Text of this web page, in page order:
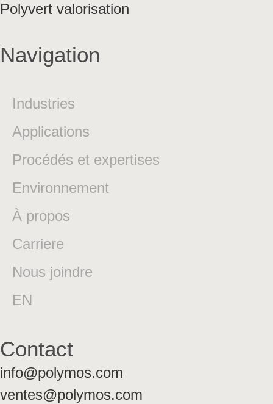
Polyvert valorisation
Navigation
Industries
Applications
Procédés et expertises
Environnement
À propos
Carriere
Nous joindre
EN
Contact
info@polymos.com
ventes@polymos.com